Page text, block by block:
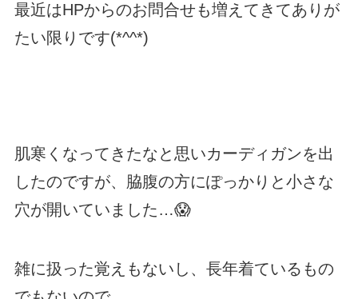
最近はHPからのお問合せも増えてきてありが
たい限りです(*^^*)
肌寒くなってきたなと思いカーディガンを出
したのですが、脇腹の方にぽっかりと小さな
穴が開いていました…😱
雑に扱った覚えもないし、長年着ているもの